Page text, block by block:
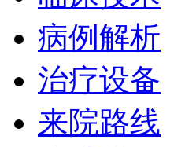
病例解析
治疗设备
来院路线